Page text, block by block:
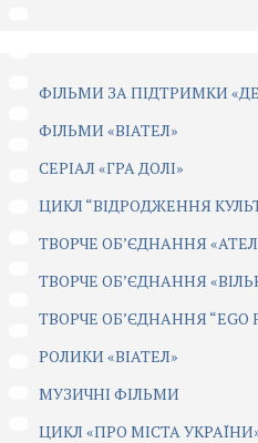
ФІЛЬМИ ЗА ПІДТРИМКИ
ФІЛЬМИ «ВІАТЕЛ»
СЕРІАЛ «ГРА ДОЛІ»
ЦИКЛ “ВІДРОДЖЕННЯ
ТВОРЧЕ ОБ’ЄДНАННЯ
ТВОРЧЕ ОБ’ЄДНАННЯ
ТВОРЧЕ ОБ’ЄДНАННЯ “EGO
РОЛИКИ «ВІАТЕЛ»
МУЗИЧНІ ФІЛЬМИ
ЦИКЛ «ПРО МІСТА